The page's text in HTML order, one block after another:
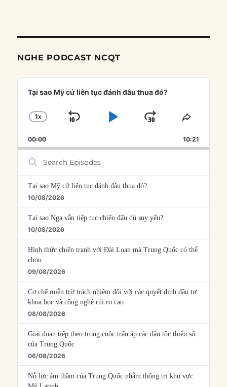
NGHE PODCAST NCQT
Audio
Player
Tại sao Mỹ cứ liên tục đánh đâu thua đó?
CHANGE
RATE
1X
SKIP
PLAYJUMP
FORWARD
SHARE
00:00 10:21
Search
Episodes
Tại sao Mỹ cứ liên tục đánh đâu thua đó?
10/08/2026
Tại sao Nga vẫn tiếp tục chiến đấu dù suy yếu?
10/08/2026
Hình thức chiến tranh với Đài Loan mà Trung Quốc có thể
chọn
09/08/2026
Cơ chế miễn trừ trách nhiệm đối với các quyết định đầu tư
khoa học và công nghệ rủi ro cao
08/08/2026
Giai đoạn tiếp theo trong cuộc trấn áp các dân tộc thiểu số
của Trung Quốc
06/08/2026
Nỗ lực âm thầm của Trung Quốc nhằm thống trị khu vực